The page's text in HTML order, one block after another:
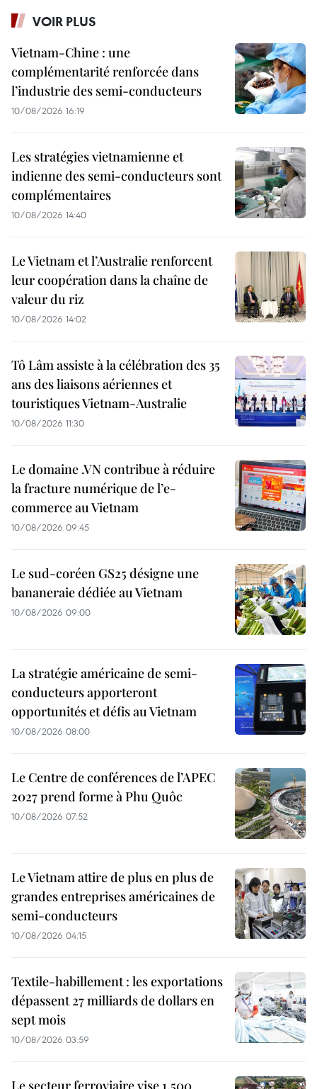
VOIR PLUS
Vietnam-Chine : une
complémentarité renforcée dans
l’industrie des semi-conducteurs
10/08/2026 16:19
Les stratégies vietnamienne et
indienne des semi-conducteurs sont
complémentaires
10/08/2026 14:40
Le Vietnam et l’Australie renforcent
leur coopération dans la chaîne de
valeur du riz
10/08/2026 14:02
Tô Lâm assiste à la célébration des 35
ans des liaisons aériennes et
touristiques Vietnam-Australie
10/08/2026 11:30
Le domaine .VN contribue à réduire
la fracture numérique de l’e-
commerce au Vietnam
10/08/2026 09:45
Le sud-coréen GS25 désigne une
bananeraie dédiée au Vietnam
10/08/2026 09:00
La stratégie américaine de semi-
conducteurs apporteront
opportunités et défis au Vietnam
10/08/2026 08:00
Le Centre de conférences de l’APEC
2027 prend forme à Phu Quôc
10/08/2026 07:52
Le Vietnam attire de plus en plus de
grandes entreprises américaines de
semi-conducteurs
10/08/2026 04:15
Textile-habillement : les exportations
dépassent 27 milliards de dollars en
sept mois
10/08/2026 03:59
Le secteur ferroviaire vise 1.500